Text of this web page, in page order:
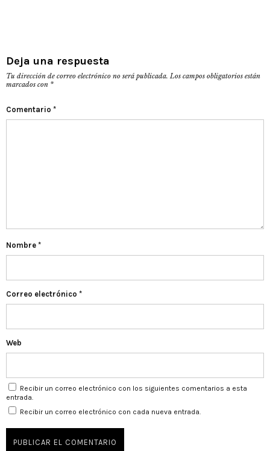
Deja una respuesta
Tu dirección de correo electrónico no será publicada. Los campos obligatorios están
marcados con *
Comentario *
Nombre *
Correo electrónico *
Web
Recibir un correo electrónico con los siguientes comentarios a esta
entrada.
Recibir un correo electrónico con cada nueva entrada.